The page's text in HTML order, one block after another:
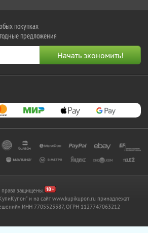
покупках
предложения
защищены.
и на сайт www.kupikupon.ru принадлежат
ИНН 7705523387, ОГРН 1127747063212